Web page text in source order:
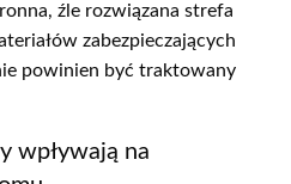
źle rozwiązana strefa
zabezpieczających
powinien być traktowany
wpływają na